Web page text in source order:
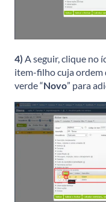
4) A seguir, clique no
item-filho cuja ordem
verde “Novo” para